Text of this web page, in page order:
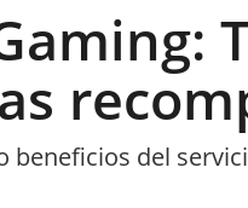
beneficios del